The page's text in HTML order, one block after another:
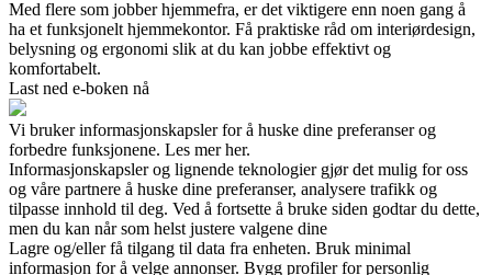
Med flere som jobber hjemmefra, er det viktigere enn noen gang å
ha et funksjonelt hjemmekontor. Få praktiske råd om interiørdesign,
belysning og ergonomi slik at du kan jobbe effektivt og
komfortabelt.
Last ned e-boken nå
Vi bruker informasjonskapsler for å huske dine preferanser og
forbedre funksjonene. Les mer her.
Informasjonskapsler og lignende teknologier gjør det mulig for oss
og våre partnere å huske dine preferanser, analysere trafikk og
tilpasse innhold til deg. Ved å fortsette å bruke siden godtar du dette,
men du kan når som helst justere valgene dine
Lagre og/eller få tilgang til data fra enheten. Bruk minimal
informasjon for å velge annonser. Bygg profiler for personlig